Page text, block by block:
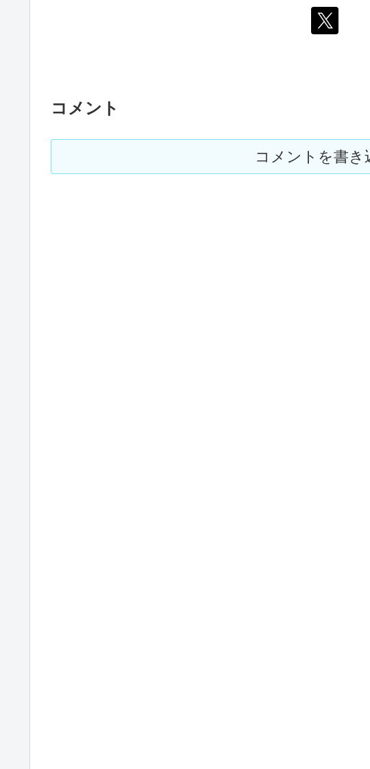
コメント
コメントを書き